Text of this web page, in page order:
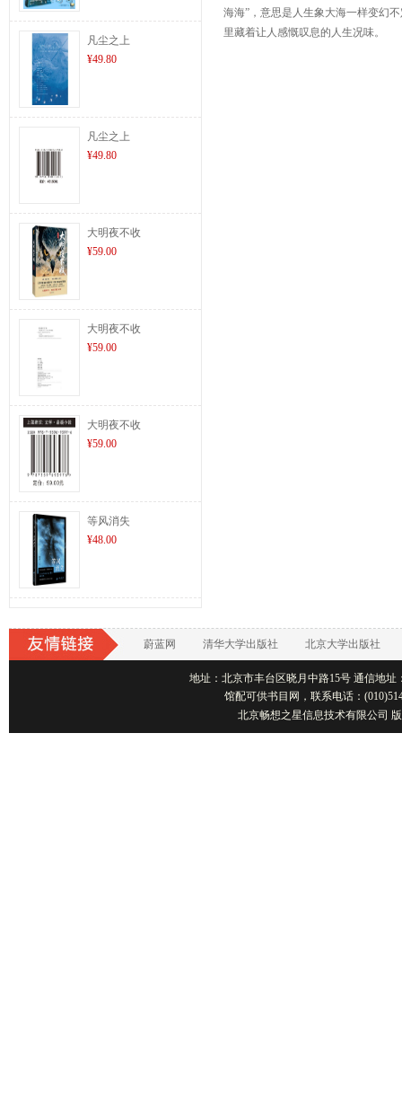
凡尘之上
¥49.80
凡尘之上
¥49.80
大明夜不收
¥59.00
大明夜不收
¥59.00
大明夜不收
¥59.00
等风消失
¥48.00
海海”，意思是人生象大海一样变幻
里藏着让人感慨叹息的人生况味。
蔚蓝网 清华大学出版社 北京大学出版社
地址：北京市丰台区晓月中路15号 通信地址
馆配可供书目网，联系电话：
北京畅想之星信息技术有限公司